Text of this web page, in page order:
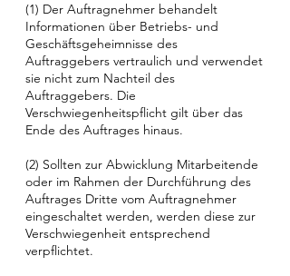
(1) Der Auftragnehmer behandelt
Informationen über Betriebs- und
Geschäftsgeheimnisse des
Auftraggebers vertraulich und verwendet
sie nicht zum Nachteil des
Auftraggebers. Die
Verschwiegenheitspflicht gilt über das
Ende des Auftrages hinaus.
(2) Sollten zur Abwicklung Mitarbeitende
oder im Rahmen der Durchführung des
Auftrages Dritte vom Auftragnehmer
eingeschaltet werden, werden diese zur
Verschwiegenheit entsprechend
verpflichtet.